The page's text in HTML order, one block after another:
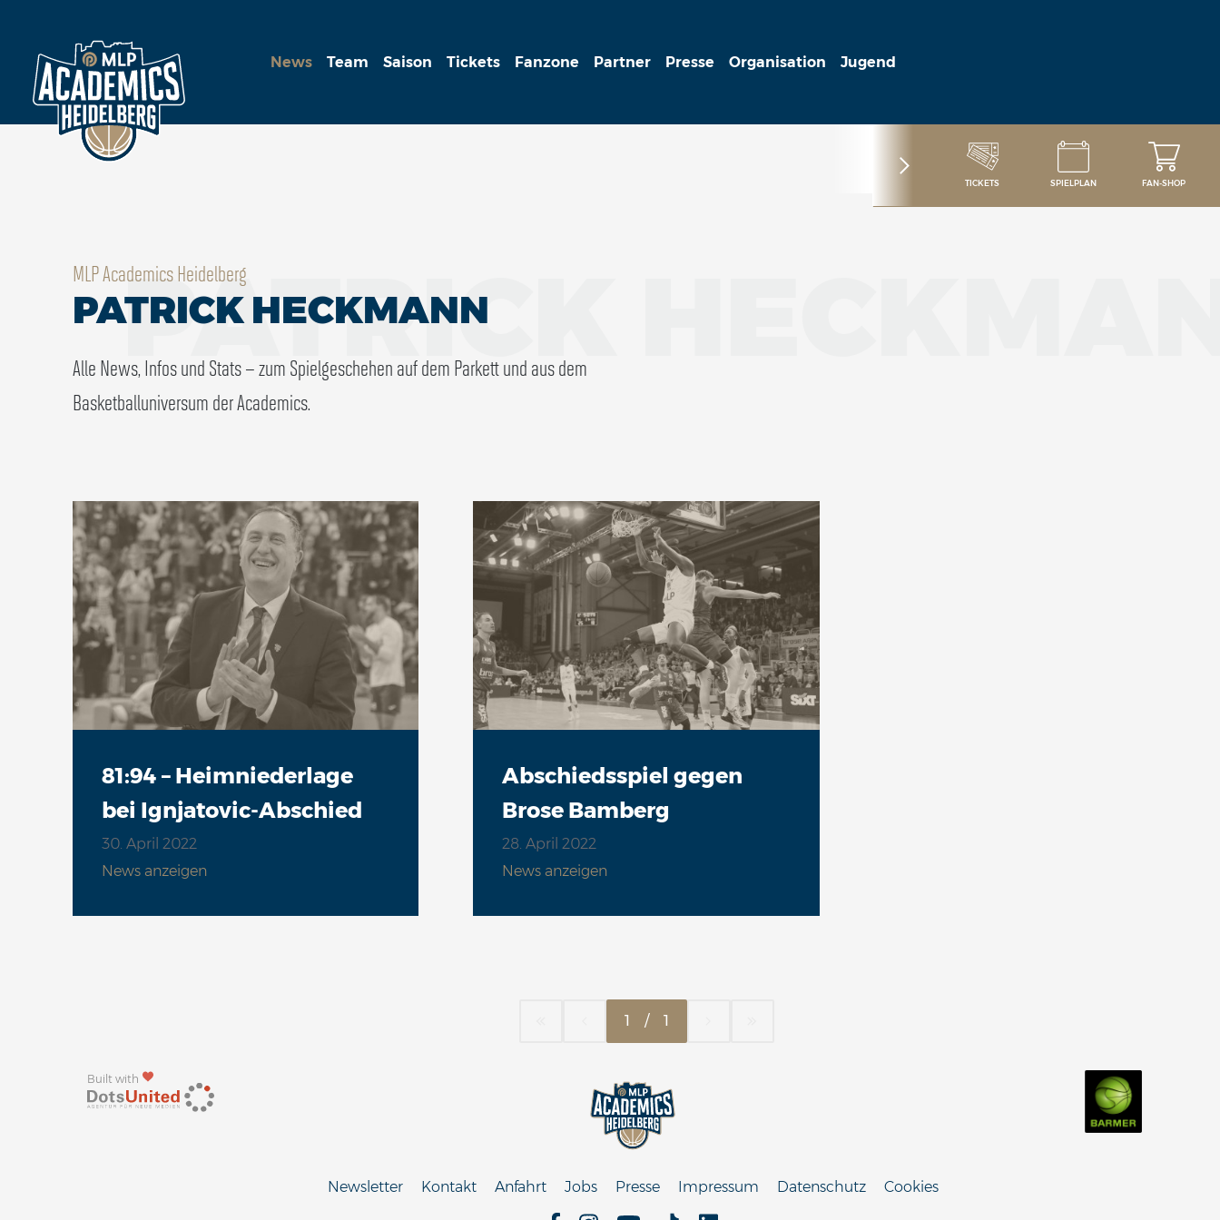
News Team Saison Tickets Fanzone Partner Presse Organisation Jugend
TICKETS SPIELPLAN FAN-SHOP
MLP Academics Heidelberg
PATRICK HECKMANN
Alle News, Infos und Stats – zum Spielgeschehen auf dem Parkett und aus dem
Basketballuniversum der Academics.
PATRICK
81:94 – Heimniederlage
bei Ignjatovic-Abschied
30. April 2022
News anzeigen
Abschiedsspiel gegen
Brose Bamberg
28. April 2022
News anzeigen
1 / 1
Built with
Newsletter Kontakt Anfahrt Jobs Presse Impressum Datenschutz Cookies